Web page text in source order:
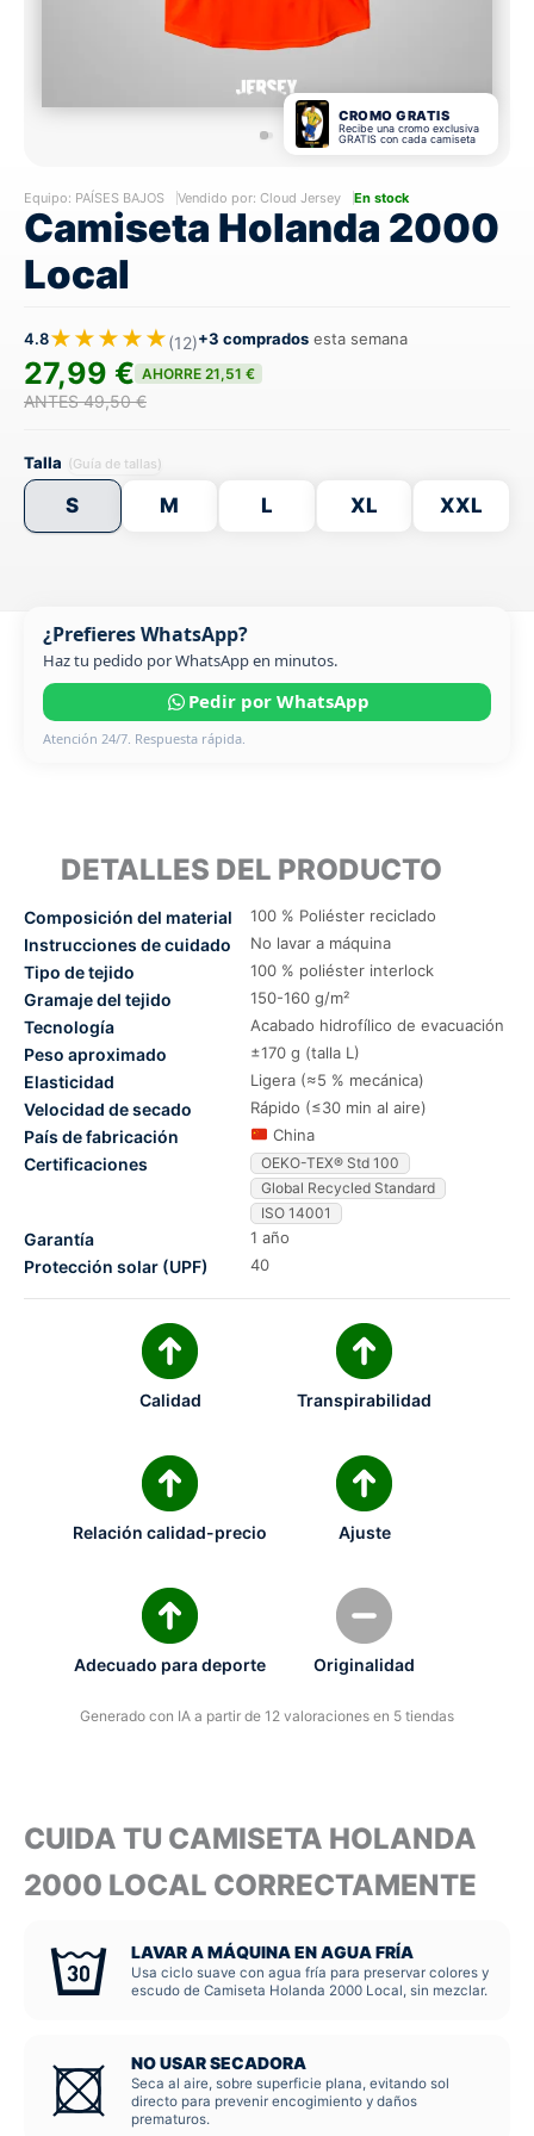
CROMO GRATIS
Recibe una cromo exclusiva
GRATIS con cada camiseta
Equipo: PAÍSES BAJOS Vendido por: Cloud Jersey En stock
Camiseta Holanda 2000
Local
4.8★★★★★(12)+3 comprados esta semana
27,99 € AHORRE 21,51 €
ANTES 49,50 €
Talla (Guía de tallas)
S M L XL XXL
¿Prefieres WhatsApp?
Haz tu pedido por WhatsApp en minutos.
Pedir por WhatsApp
Atención 24/7. Respuesta rápida.
DETALLES DEL PRODUCTO
Composición del material 100 % Poliéster reciclado
Instrucciones de cuidado No lavar a máquina
Tipo de tejido 100 % poliéster interlock
Gramaje del tejido 150-160 g/m²
Tecnología Acabado hidrofílico de evacuación
Peso aproximado ±170 g (talla L)
Elasticidad Ligera (≈5 % mecánica)
Velocidad de secado Rápido (≤30 min al aire)
País de fabricación China
Certificaciones
OEKO-TEX® Std 100
Global Recycled Standard
ISO 14001
Garantía 1 año
Protección solar (UPF) 40
Calidad Transpirabilidad
Relación calidad-precio Ajuste
Adecuado para deporte Originalidad
Generado con IA a partir de 12 valoraciones en 5 tiendas
CUIDA TU CAMISETA HOLANDA
2000 LOCAL CORRECTAMENTE
LAVAR A MÁQUINA EN AGUA FRÍA
Usa ciclo suave con agua fría para preservar colores y
escudo de Camiseta Holanda 2000 Local, sin mezclar.
NO USAR SECADORA
Seca al aire, sobre superficie plana, evitando sol
directo para prevenir encogimiento y daños
prematuros.